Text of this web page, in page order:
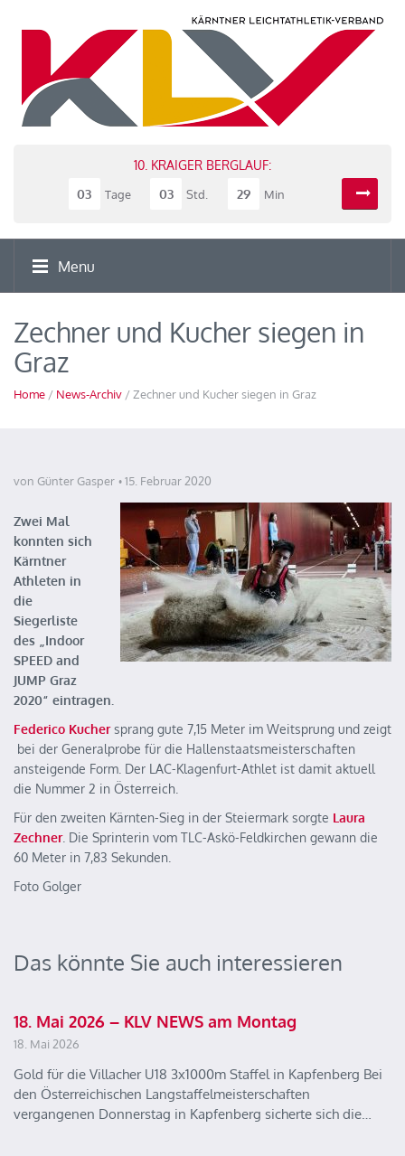
10. KRAIGER BERGLAUF:
03
Tage 03 Std. 29 Min
Menu
Zechner und Kucher siegen in
Graz
Home / News-Archiv / Zechner und Kucher siegen in Graz
von Günter Gasper 15. Februar 2020
Zwei Mal
konnten sich
Kärntner
Athleten in
die
Siegerliste
des „Indoor
SPEED and
JUMP Graz
2020“ eintragen.
Federico Kuchersprang gute 7,15 Meter im Weitsprung und zeigt
bei der Generalprobe für die Hallenstaatsmeisterschaften
ansteigende Form. Der LAC-Klagenfurt-Athlet ist damit aktuell
die Nummer 2 in Österreich.
Für den zweiten Kärnten-Sieg in der Steiermark sorgte Laura
Zechner. Die Sprinterin vom TLC-Askö-Feldkirchen gewann die
60 Meter in 7,83 Sekunden.
Foto Golger
Das könnte Sie auch interessieren
18. Mai 2026 – KLV NEWS am Montag
18. Mai 2026
Gold für die Villacher U18 3x1000m Staffel in Kapfenberg Bei
den Österreichischen Langstaffelmeisterschaften
vergangenen Donnerstag in Kapfenberg sicherte sich die…